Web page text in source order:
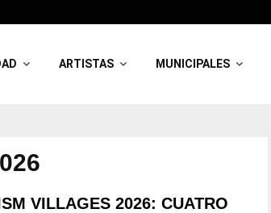
ARTISTAS MUNICIPALES
VILLAGES 2026: CUATRO